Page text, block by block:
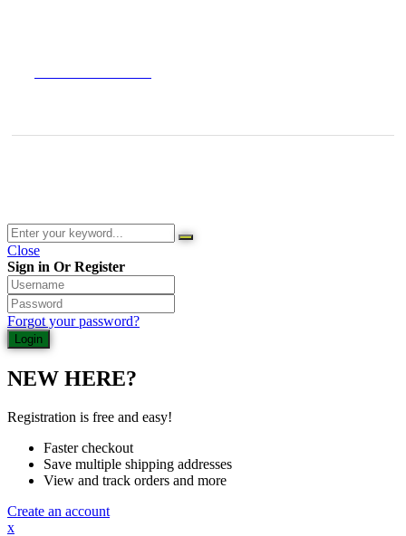
Close
Sign in Or Register
Forgot your password?
NEW HERE?
Registration is free and easy!
Faster checkout
Save multiple shipping addresses
View and track orders and more
Create an account
x